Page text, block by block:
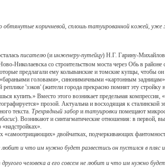
обтянутые коричневой, сплошь татуированной кожей,
писателю (и инженеру-путейцу) Н.Г. Гарину-
Николаевска со строительством моста через Обь в
предлагали ему колыванские и томские купцы, чтобы он
головами», синонимичными «картонным
'зэков' (жители города прекрасно помнят эту стройку
купить.» Вместо этого возникает предельная компрессия,
прозой. Актуальна и восходящая к сталинской
текста. Трехрядный забор и татуировки помещают
). Возникают и синтагматические отношения: в первой,
«самоотрицающих» двойчатках, подчеркивающих
и что им нужно будет развестись он пустился в пляс и
человека а его совсем не любит и что им нужно